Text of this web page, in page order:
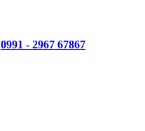
0991 - 2967 67867